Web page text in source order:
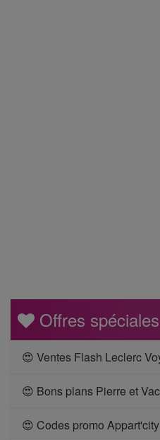
Offres spéciales
😍 Ventes Flash Leclerc
😍 Bons plans Pierre et
😍 Codes promo Appart'city